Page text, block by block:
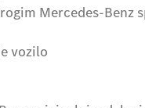
Mercedes-Benz
vozilo